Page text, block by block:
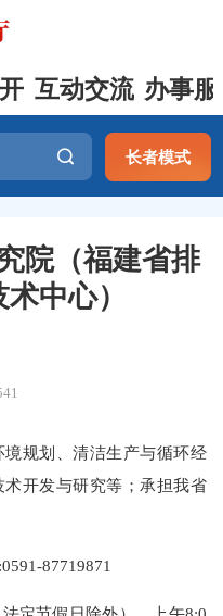
互动交流 办事
长者模式
院（福建省排
中心）
规划、清洁生产与循环经
开发与研究等；承担我省
87719871